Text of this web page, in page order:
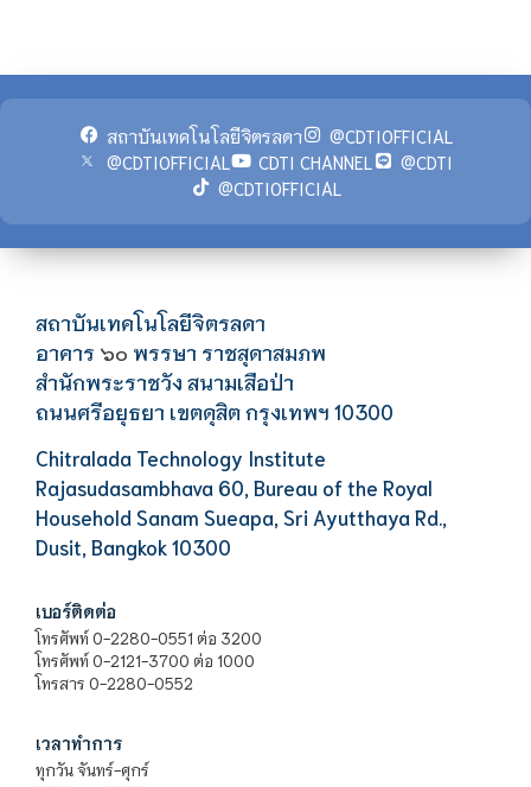
สถาบันเทคโนโลยีจิตรลดา
@CDTIOFFICIAL
@CDTIOFFICIAL
CDTI CHANNEL
@CDTI
@CDTIOFFICIAL
สถาบันเทคโนโลยีจิตรลดา
อาคาร ๖๐ พรรษา ราชสุดาสมภพ
สำนักพระราชวัง สนามเสือป่า
ถนนศรีอยุธยา เขตดุสิต กรุงเทพฯ 10300
Chitralada Technology Institute
Rajasudasambhava 60, Bureau of the Royal
Household Sanam Sueapa, Sri Ayutthaya Rd.,
Dusit, Bangkok 10300
เบอร์ติดต่อ
โทรศัพท์ 0-2280-0551 ต่อ 3200
โทรศัพท์ 0-2121-3700 ต่อ 1000
โทรสาร 0-2280-0552
เวลาทำการ
ทุกวัน จันทร์-ศุกร์